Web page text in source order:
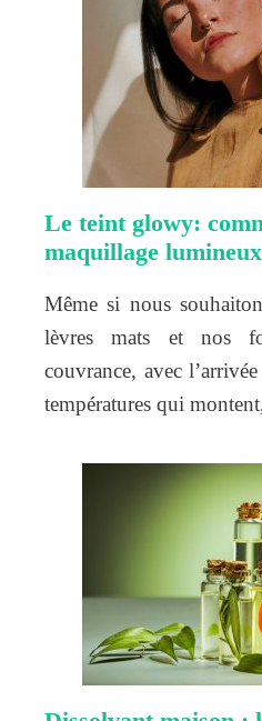
Le teint glowy:
maquillage lumineux
Même si nous
lèvres mats et nos
couvrance, avec
températures qui